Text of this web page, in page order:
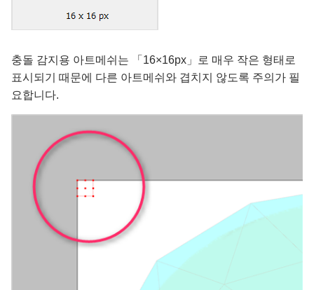
충돌 감지용 아트메쉬는 「16×16px」로 매우 작은 형태로
표시되기 때문에 다른 아트메쉬와 겹치지 않도록 주의가 필
요합니다.